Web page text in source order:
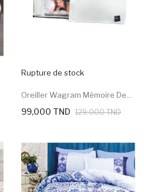
Rupture de stock
Oreiller Wagram Mémoire De...
99,000 TND 129,000 TND